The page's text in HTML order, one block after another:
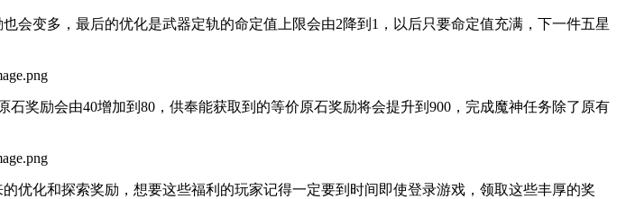
会变多，最后的优化是武器定轨的命定值上限会由2降到1，以后只要命定值充满，下一件五星
奖励会由40增加到80，供奉能获取到的等价原石奖励将会提升到900，完成魔神任务除了原有
优化和探索奖励，想要这些福利的玩家记得一定要到时间即使登录游戏，领取这些丰厚的奖